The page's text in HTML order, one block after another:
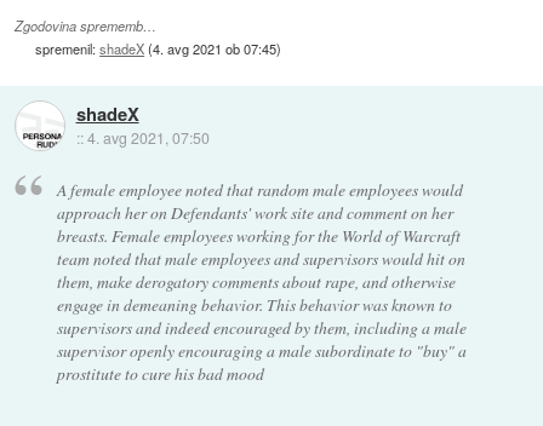
Zgodovina sprememb…
spremenil:shadeX(4. avg 2021 ob 07:45)
shadeX
::4. avg 2021, 07:50
A female employee noted that random male employees would
approach her on Defendants' work site and comment on her
breasts. Female employees working for the World of Warcraft
team noted that male employees and supervisors would hit on
them, make derogatory comments about rape, and otherwise
engage in demeaning behavior. This behavior was known to
supervisors and indeed encouraged by them, including a male
supervisor openly encouraging a male subordinate to "buy" a
prostitute to cure his bad mood